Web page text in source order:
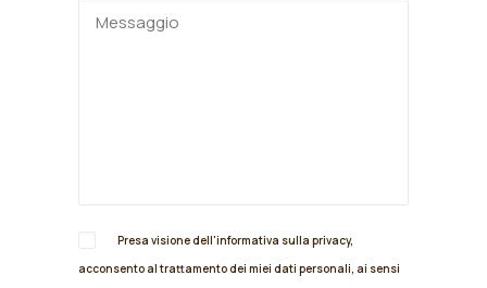
Presa visione dell'informativa sulla privacy,
acconsento al trattamento dei miei dati personali, ai sensi